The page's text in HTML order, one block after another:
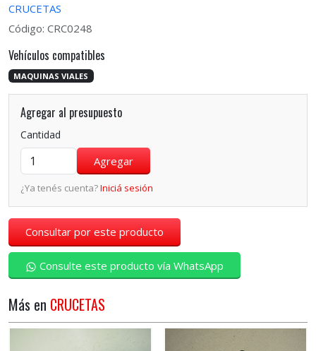
CRUCETAS
Código: CRC0248
Vehículos compatibles
MAQUINAS VIALES
Agregar al presupuesto
Cantidad
¿Ya tenés cuenta?Iniciá sesión
Consultar por este producto
Consulte este producto vía WhatsApp
Más en CRUCETAS